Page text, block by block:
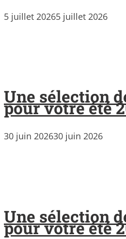
5 juillet 20265 juillet 2026
Une sélection
pour votre été
30 juin 202630 juin 2026
Une sélection
pour votre été